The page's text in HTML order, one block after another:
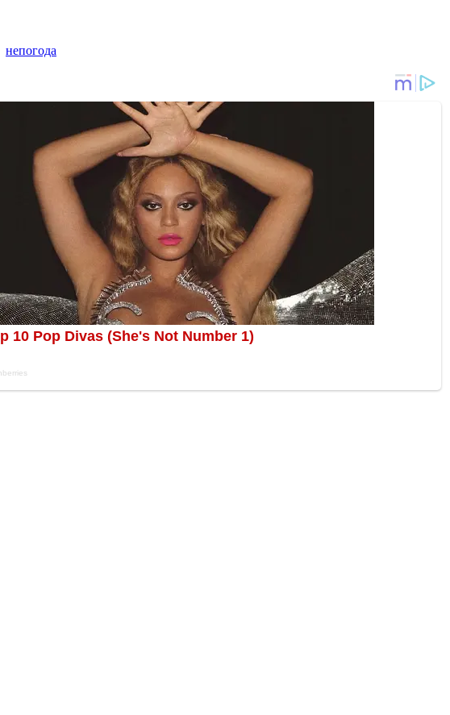
непогода